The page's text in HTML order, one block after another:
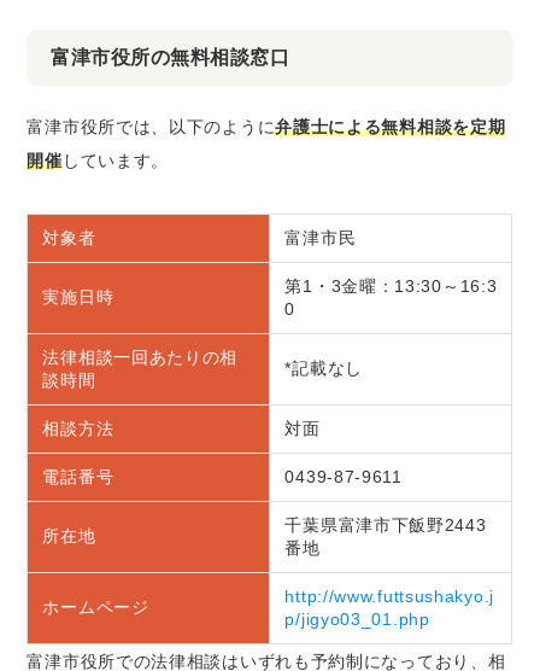
富津市役所の無料相談窓口
富津市役所では、以下のように弁護士による無料相談を定期
開催しています。
対象者 富津市民
実施日時
第1・3金曜：13:30～16:3
0
法律相談一回あたりの相
談時間
*記載なし
相談方法 対面
電話番号 0439-87-9611
所在地
千葉県富津市下飯野2443
番地
ホームページ
http://www.futtsushakyo.j
p/jigyo03_01.php
富津市役所での法律相談はいずれも予約制になっており、相